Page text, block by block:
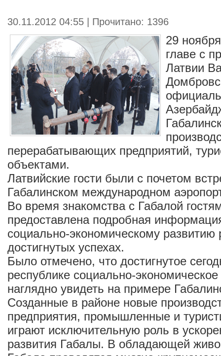
30.11.2012 04:55 | Прочитано: 1396
29
главе с
Латвии
перерабатывающих предприятий,
объектами.
Латвийские гости были с почетом
Габалинском международном
Во время знакомства с Габалой
предоставлена подробная
социально-экономическому развитию
достигнутых успехах.
Было отмечено, что достигнутое
республике социально-
наглядно увидеть на примере
Созданные в районе новые
предприятия, промышленные и
играют исключительную роль в
развития Габалы. В обладающей